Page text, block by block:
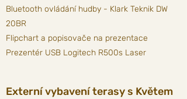
Bluetooth ovládání hudby - Klark Teknik DW
20BR
Flipchart a popisovače na prezentace
Prezentér USB Logitech R500s Laser
Externí vybavení terasy s Květem